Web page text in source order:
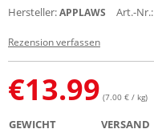
Hersteller:APPLAWS Art.-Nr.:
Rezension verfassen
€13.99 (7.00 € / kg)
GEWICHT VERSAND